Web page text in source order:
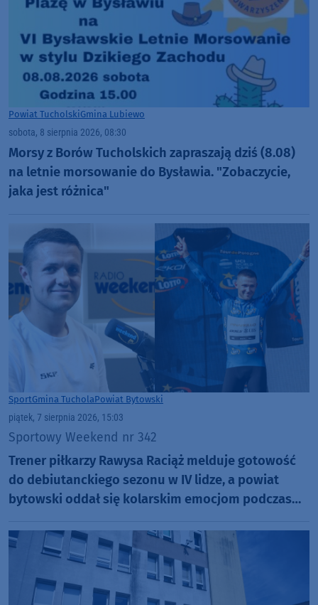
Powiat TucholskiGmina Lubiewo
sobota, 8 sierpnia 2026, 08:30
Morsy z Borów Tucholskich zapraszają dziś (8.08)
na letnie morsowanie do Bysławia. "Zobaczycie,
jaka jest różnica"
SportGmina TucholaPowiat Bytowski
piątek, 7 sierpnia 2026, 15:03
Sportowy Weekend nr 342
Trener piłkarzy Rawysa Raciąż melduje gotowość
do debiutanckiego sezonu w IV lidze, a powiat
bytowski oddał się kolarskim emocjom podczas